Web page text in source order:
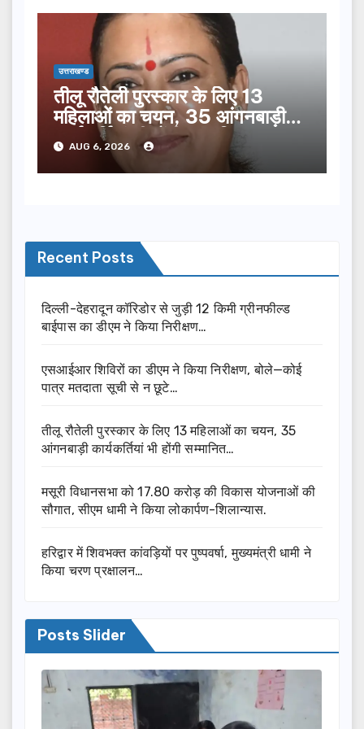
उत्तराखण्ड
तीलू रौतेली पुरस्कार के लिए 13
महिलाओं का चयन, 35 आंगनबाड़ी
कार्यकर्तियां भी होंगी सम्मानित…
AUG 6, 2026
Recent Posts
दिल्ली-देहरादून कॉरिडोर से जुड़ी 12 किमी ग्रीनफील्ड
बाईपास का डीएम ने किया निरीक्षण…
एसआईआर शिविरों का डीएम ने किया निरीक्षण, बोले—कोई
पात्र मतदाता सूची से न छूटे…
तीलू रौतेली पुरस्कार के लिए 13 महिलाओं का चयन, 35
आंगनबाड़ी कार्यकर्तियां भी होंगी सम्मानित…
मसूरी विधानसभा को 17.80 करोड़ की विकास योजनाओं की
सौगात, सीएम धामी ने किया लोकार्पण-शिलान्यास.
हरिद्वार में शिवभक्त कांवड़ियों पर पुष्पवर्षा, मुख्यमंत्री धामी ने
किया चरण प्रक्षालन…
Posts Slider